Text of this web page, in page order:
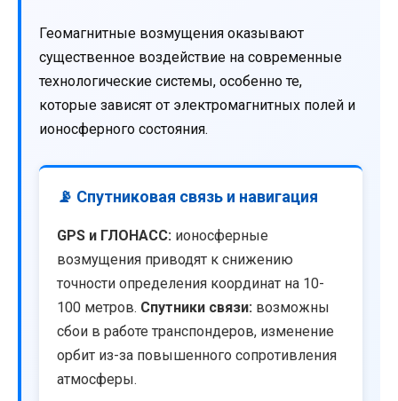
Геомагнитные возмущения оказывают
существенное воздействие на современные
технологические системы, особенно те,
которые зависят от электромагнитных полей и
ионосферного состояния.
📡 Спутниковая связь и навигация
GPS и ГЛОНАСС: ионосферные
возмущения приводят к снижению
точности определения координат на 10-
100 метров. Спутники связи: возможны
сбои в работе транспондеров, изменение
орбит из-за повышенного сопротивления
атмосферы.